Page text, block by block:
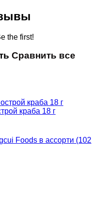
the first!
Сравнить все
краба 18 г
Foods в ассорти (102